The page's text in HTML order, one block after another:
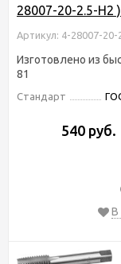
28007-20-2.5-H2 )
Артикул: 4-28007-20-
Изготовлено из
81
Стандарт
540 руб.
В